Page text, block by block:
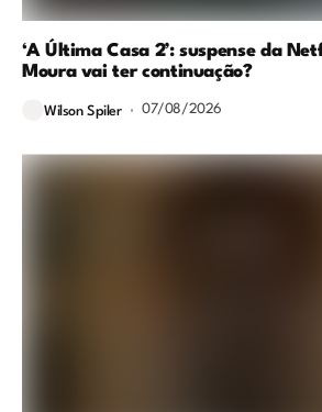
‘A Última Casa 2’: suspense da
Moura vai ter continuação?
Wilson Spiler 07/08/2026